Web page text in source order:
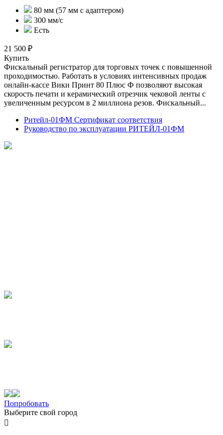
80 мм (57 мм с адаптером)
300 мм/с
Есть
21 500 ₽
Купить
Фискальный регистратор для торговых точек с повышенной
проходимостью. Работать в условиях интенсивных продаж
онлайн-кассе Вики Принт 80 Плюс Ф позволяют высокая
скорость печати и керамический отрезчик чековой ленты с
увеличенным ресурсом в 2 миллиона резов. Фискальный...
Ритейл-01ФМ Сертификат соответствия
Руководство по эксплуатации РИТЕЙЛ-01ФМ
Попробовать
Выберите свой город
